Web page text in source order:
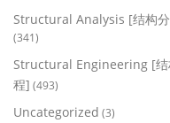
Structural Analysis [结构
(341)
Structural Engineering [结
程] (493)
Uncategorized (3)